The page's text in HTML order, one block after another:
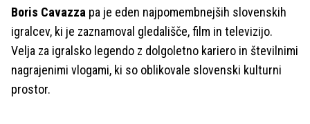
Boris Cavazza pa je eden najpomembnejših slovenskih
igralcev, ki je zaznamoval gledališče, film in televizijo.
Velja za igralsko legendo z dolgoletno kariero in številnimi
nagrajenimi vlogami, ki so oblikovale slovenski kulturni
prostor.